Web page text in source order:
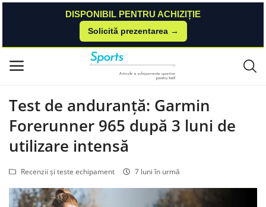
DISPONIBIL PENTRU ACHIZIȚIE
Solicită prezentarea →
Meniu principal
Acasă
Contact
Recenzii și teste echipament
Test de anduranță: Garmin Forerunner 965 după 3 luni de utilizare intens
Test de anduranță: Garmin
Forerunner 965 după 3 luni de
utilizare intensă
Recenzii și teste echipament 7 luni în urmă